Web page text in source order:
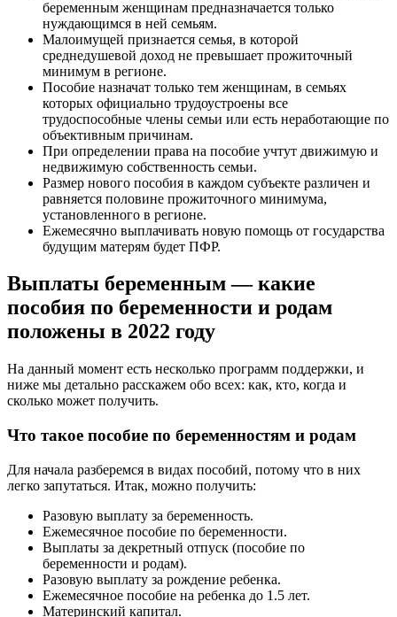
беременным женщинам предназначается только
нуждающимся в ней семьям.
Малоимущей признается семья, в которой
среднедушевой доход не превышает прожиточный
минимум в регионе.
Пособие назначат только тем женщинам, в семьях
которых официально трудоустроены все
трудоспособные члены семьи или есть неработающие по
объективным причинам.
При определении права на пособие учтут движимую и
недвижимую собственность семьи.
Размер нового пособия в каждом субъекте различен и
равняется половине прожиточного минимума,
установленного в регионе.
Ежемесячно выплачивать новую помощь от государства
будущим матерям будет ПФР.
Выплаты беременным — какие
пособия по беременности и родам
положены в 2022 году
На данный момент есть несколько программ поддержки, и
ниже мы детально расскажем обо всех: как, кто, когда и
сколько может получить.
Что такое пособие по беременностям и родам
Для начала разберемся в видах пособий, потому что в них
легко запутаться. Итак, можно получить:
Разовую выплату за беременность.
Ежемесячное пособие по беременности.
Выплаты за декретный отпуск (пособие по
беременности и родам).
Разовую выплату за рождение ребенка.
Ежемесячное пособие на ребенка до 1.5 лет.
Материнский капитал.